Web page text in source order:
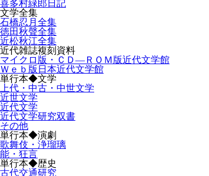
喜多村緑郎日記
文学全集
石橋忍月全集
徳田秋聲全集
近松秋江全集
近代雑誌複刻資料
マイクロ版・ＣＤ―ＲＯＭ版近代文学館
Ｗｅｂ版日本近代文学館
単行本◆文学
上代・中古・中世文学
近世文学
近代文学
近代文学研究双書
その他
単行本◆演劇
歌舞伎・浄瑠璃
能・狂言
単行本◆歴史
古代交通研究